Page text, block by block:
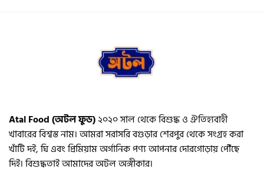
Atal Food (অটল ফুড)২০২০ সাল থেকে বিশুদ্ধ ও ঐতিহ্যবাহী
খাবারের বিশ্বস্ত নাম। আমরা সরাসরি বগুড়ার শেরপুর থেকে সংগ্রহ করা
খাঁটি দই, ঘি এবং প্রিমিয়াম অর্গানিক পণ্য আপনার দোরগোড়ায় পৌঁছে
দিই। বিশুদ্ধতাই আমাদের অটল অঙ্গীকার।